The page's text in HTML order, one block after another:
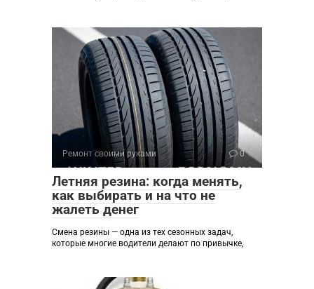
Ремонт своими руками 0
Летняя резина: когда менять,
как выбирать и на что не
жалеть денег
Смена резины — одна из тех сезонных задач,
которые многие водители делают по привычке,